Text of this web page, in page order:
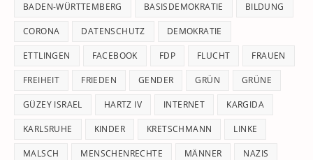
BADEN-WÜRTTEMBERG BASISDEMOKRATIE BILDUNG
CORONA DATENSCHUTZ DEMOKRATIE
ETTLINGEN FACEBOOK FDP FLUCHT FRAUEN
FREIHEIT FRIEDEN GENDER GRÜN GRÜNE
GÜZEY ISRAEL HARTZ IV INTERNET KARGIDA
KARLSRUHE KINDER KRETSCHMANN LINKE
MALSCH MENSCHENRECHTE MÄNNER NAZIS